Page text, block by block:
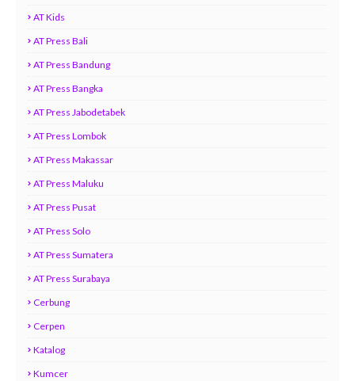
AT Kids
AT Press Bali
AT Press Bandung
AT Press Bangka
AT Press Jabodetabek
AT Press Lombok
AT Press Makassar
AT Press Maluku
AT Press Pusat
AT Press Solo
AT Press Sumatera
AT Press Surabaya
Cerbung
Cerpen
Katalog
Kumcer